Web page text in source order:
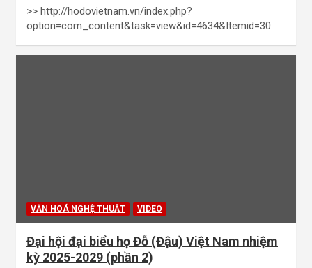
>> http://hodovietnam.vn/index.php?
option=com_content&task=view&id=4634&Itemid=30
VĂN HOÁ NGHỆ THUẬT VIDEO
Đại hội đại biểu họ Đỗ (Đậu) Việt Nam nhiệm
kỳ 2025-2029 (phần 2)